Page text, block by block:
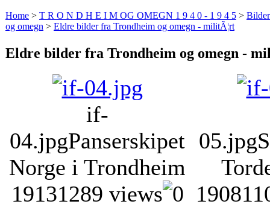
Home > T R O N D H E I M OG OMEGN 1 9 4 0 - 1 9 4 5 >
og omegn > Eldre bilder fra Trondheim og omegn - militÃ¦rt
Eldre bilder fra Trondheim og omegn -
if-
04.jpgPanserskipet
Norge i Trondheim
19131289 views
05.jpg
1908